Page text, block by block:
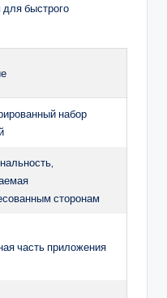
быстрого
набор
сторонам
часть приложения